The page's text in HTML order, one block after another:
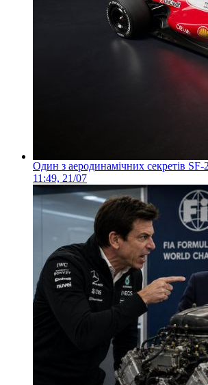
Один з аеродинамічних секретів SF-
11:49, 21/07